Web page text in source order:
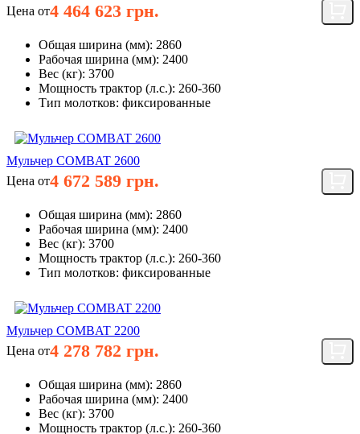
Цена от4 464 623 грн.
Общая ширина (мм): 2860
Рабочая ширина (мм): 2400
Вес (кг): 3700
Мощность трактор (л.с.): 260-360
Тип молотков: фиксированные
Мульчер COMBAT 2600
Цена от4 672 589 грн.
Общая ширина (мм): 2860
Рабочая ширина (мм): 2400
Вес (кг): 3700
Мощность трактор (л.с.): 260-360
Тип молотков: фиксированные
Мульчер COMBAT 2200
Цена от4 278 782 грн.
Общая ширина (мм): 2860
Рабочая ширина (мм): 2400
Вес (кг): 3700
Мощность трактор (л.с.): 260-360